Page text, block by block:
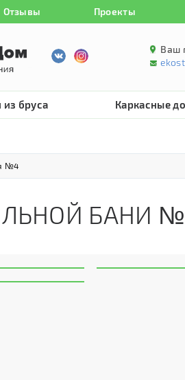
Отзывы Проекты
Ваш
из бруса Каркасные
№4
БАНИ